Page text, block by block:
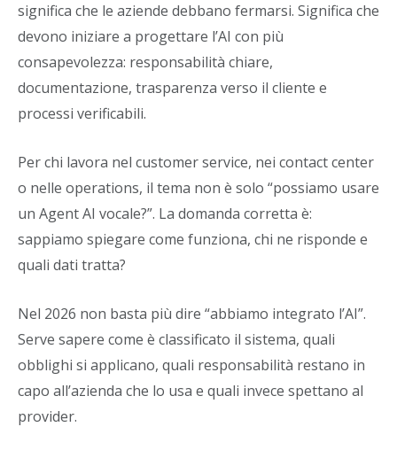
significa che le aziende debbano fermarsi. Significa che
devono iniziare a progettare l’AI con più
consapevolezza: responsabilità chiare,
documentazione, trasparenza verso il cliente e
processi verificabili.
Per chi lavora nel customer service, nei contact center
o nelle operations, il tema non è solo “possiamo usare
un Agent AI vocale?”. La domanda corretta è:
sappiamo spiegare come funziona, chi ne risponde e
quali dati tratta?
Nel 2026 non basta più dire “abbiamo integrato l’AI”.
Serve sapere come è classificato il sistema, quali
obblighi si applicano, quali responsabilità restano in
capo all’azienda che lo usa e quali invece spettano al
provider.